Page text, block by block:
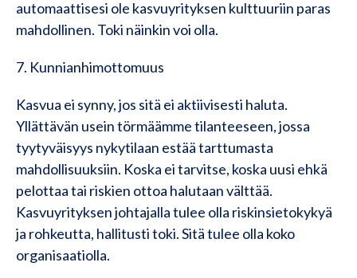
automaattisesi ole kasvuyrityksen kulttuuriin paras
mahdollinen. Toki näinkin voi olla.
7. Kunnianhimottomuus
Kasvua ei synny, jos sitä ei aktiivisesti haluta.
Yllättävän usein törmäämme tilanteeseen, jossa
tyytyväisyys nykytilaan estää tarttumasta
mahdollisuuksiin. Koska ei tarvitse, koska uusi ehkä
pelottaa tai riskien ottoa halutaan välttää.
Kasvuyrityksen johtajalla tulee olla riskinsietokykyä
ja rohkeutta, hallitusti toki. Sitä tulee olla koko
organisaatiolla.